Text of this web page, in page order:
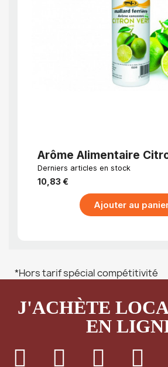
Arôme Alimentaire
Concentré 125 ml
Derniers articles en stock
10,83 €
Ajouter au
*Hors tarif spécial compétitivité
J'ACHÈTE
EN